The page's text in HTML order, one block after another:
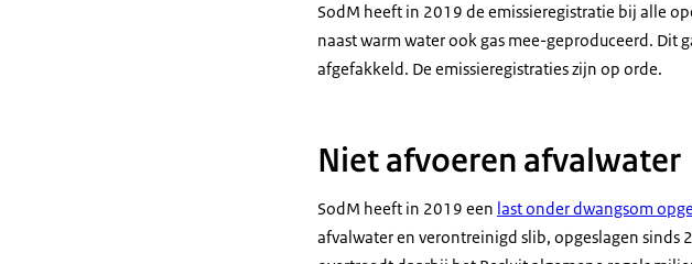
SodM heeft in 2019 de emissieregistratie bij alle
naast warm water ook gas mee-geproduceerd.
afgefakkeld. De emissieregistraties zijn op orde.
Niet afvoeren afvalwater
SodM heeft in 2019 een last onder dwangsom
afvalwater en verontreinigd slib, opgeslagen